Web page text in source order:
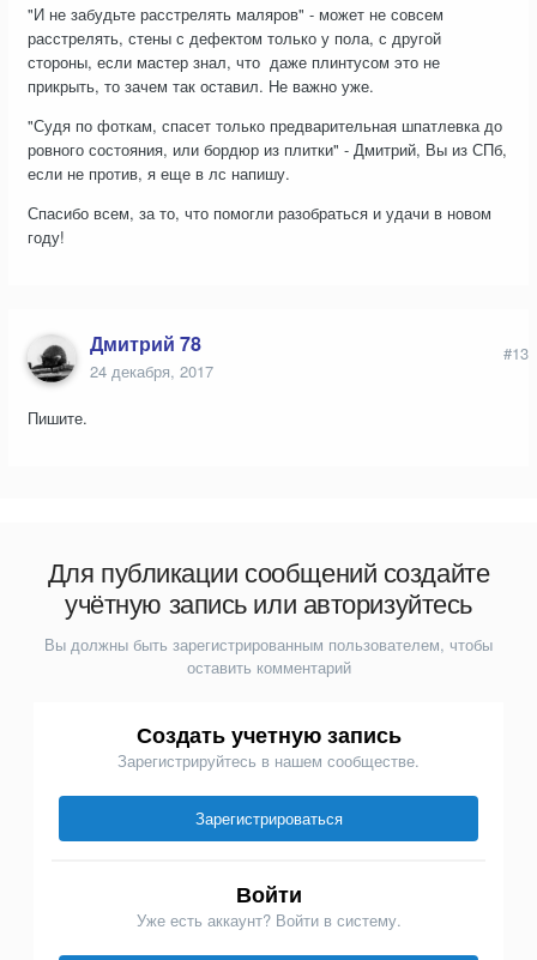
"И не забудьте расстрелять маляров" - может не совсем
расстрелять, стены с дефектом только у пола, с другой
стороны, если мастер знал, что даже плинтусом это не
прикрыть, то зачем так оставил. Не важно уже.
"Судя по фоткам, спасет только предварительная шпатлевка до
ровного состояния, или бордюр из плитки" - Дмитрий, Вы из СПб,
если не против, я еще в лс напишу.
Спасибо всем, за то, что помогли разобраться и удачи в новом
году!
Дмитрий 78
24 декабря, 2017
#13
Пишите.
Для публикации сообщений создайте
учётную запись или авторизуйтесь
Вы должны быть зарегистрированным пользователем, чтобы
оставить комментарий
Создать учетную запись
Зарегистрируйтесь в нашем сообществе.
Зарегистрироваться
Войти
Уже есть аккаунт? Войти в систему.